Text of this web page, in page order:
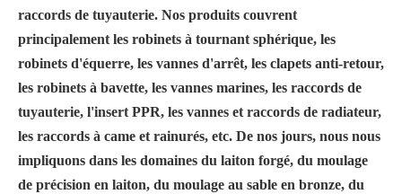
raccords de tuyauterie. Nos produits couvrent
principalement les robinets à tournant sphérique, les
robinets d'équerre, les vannes d'arrêt, les clapets anti-retour,
les robinets à bavette, les vannes marines, les raccords de
tuyauterie, l'insert PPR, les vannes et raccords de radiateur,
les raccords à came et rainurés, etc. De nos jours, nous nous
impliquons dans les domaines du laiton forgé, du moulage
de précision en laiton, du moulage au sable en bronze, du